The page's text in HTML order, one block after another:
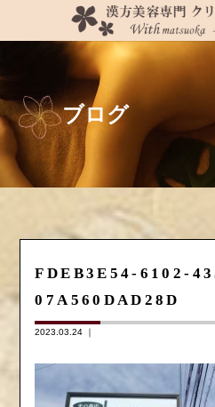
ブログ
FDEB3E54-6102-
07A560DAD28D
2023.03.24 ｜